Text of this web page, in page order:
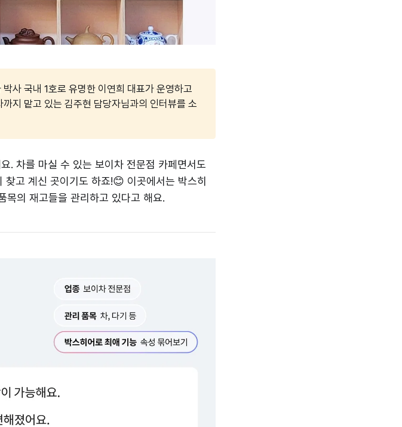
박사 국내 1호로 유명한 이연희 대표가 운영하고
지 맡고 있는 김주현 담당자님과의 인터뷰를 소
. 차를 마실 수 있는 보이차 전문점 카페면서도
고 계신 곳이기도 하죠!😊 이곳에서는 박스히
의 재고들을 관리하고 있다고 해요.